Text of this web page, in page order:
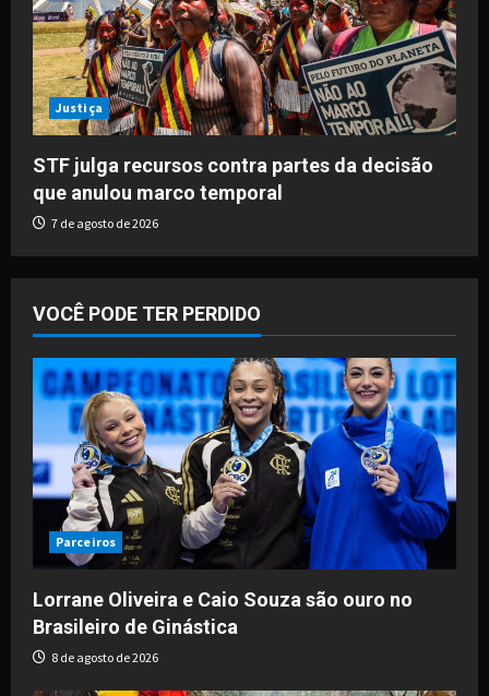
Justiça
STF julga recursos contra partes da decisão
que anulou marco temporal
7 de agosto de 2026
VOCÊ PODE TER PERDIDO
Parceiros
Lorrane Oliveira e Caio Souza são ouro no
Brasileiro de Ginástica
8 de agosto de 2026